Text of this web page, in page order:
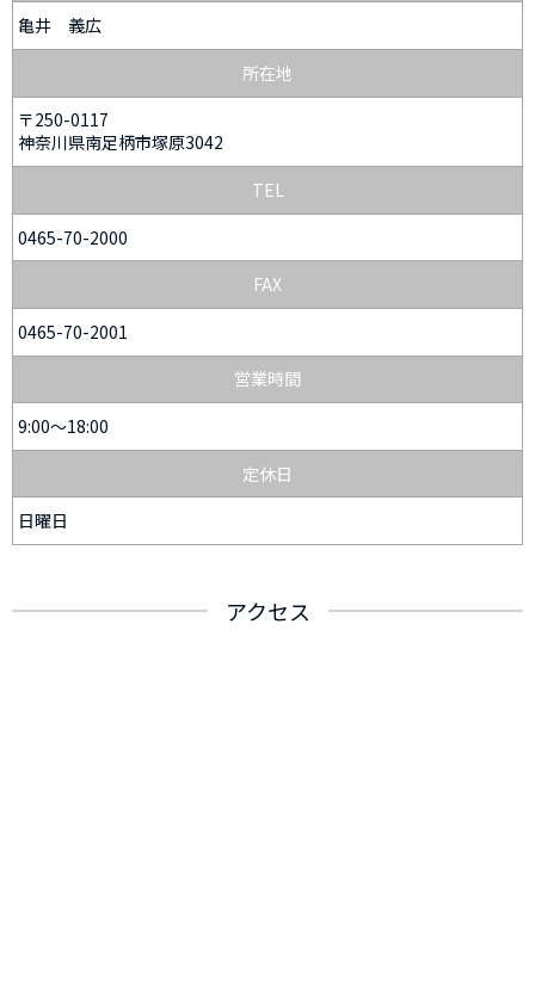
亀井 義広
所在地
〒250-0117
神奈川県南足柄市塚原3042
TEL
0465-70-2000
FAX
0465-70-2001
営業時間
9:00～18:00
定休日
日曜日
アクセス